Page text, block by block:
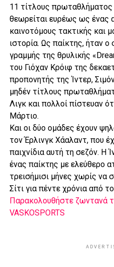
11 τίτλους πρωταθλήματος
θεωρείται ευρέως ως ένας
καινοτόμους τακτικής και
ιστορία. Ως παίκτης, ήταν
γραμμής της θρυλικής
του Γιόχαν Κρόιφ της
προπονητής της Ίντερ,
μηδέν τίτλους
Λιγκ και πολλοί πίστευαν
Μάρτιο.
Και οι δύο ομάδες έχουν
τον Έρλινγκ Χάαλαντ, που
παιχνίδια αυτή τη σεζόν. Η
ένας παίκτης με ελεύθερο
τρεισήμισι μήνες χωρίς να
Σίτι για πέντε χρόνια από
Παρακολουθήστε ζωντανά
VASKOSPORTS